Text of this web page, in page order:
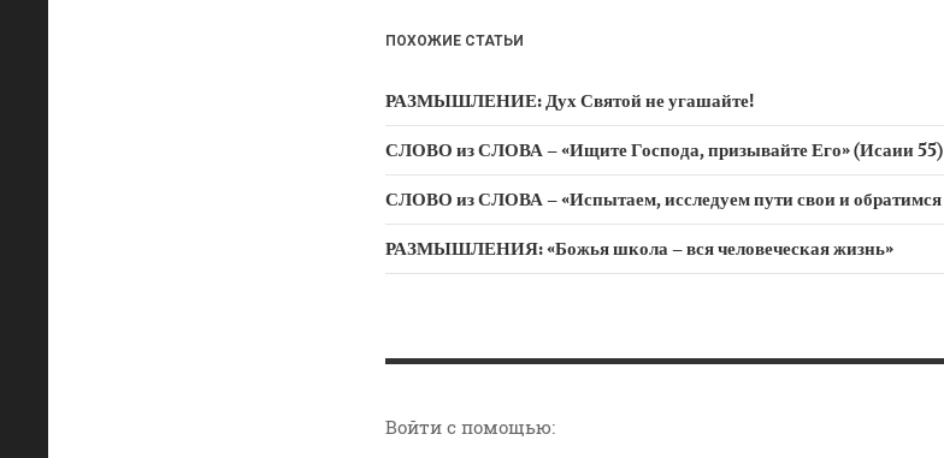
ki
ПОХОЖИЕ СТАТЬИ
РАЗМЫШЛЕНИЕ: Дух Святой не угашайте!
СЛОВО из СЛОВА – «Ищите Господа, призывайте Его» (Исаии 55)
РАЗМЫШЛЕНИЯ: «Божья школа – вся человеческая жизнь»
Войти с помощью: